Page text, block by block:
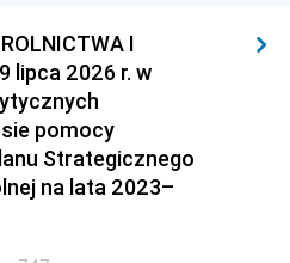
I
lipca 2026 r. w
pomocy
Strategicznego
na lata 2023–